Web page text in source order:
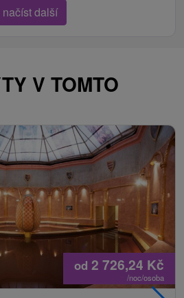
načíst další
V TOMTO
od 2 726,24 Kč
/noc/osoba